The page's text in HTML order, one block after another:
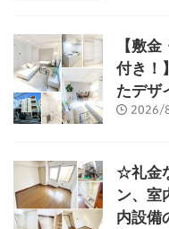
【敷
付き！
たデザ
2026/
☆礼金
ン、室
内設備